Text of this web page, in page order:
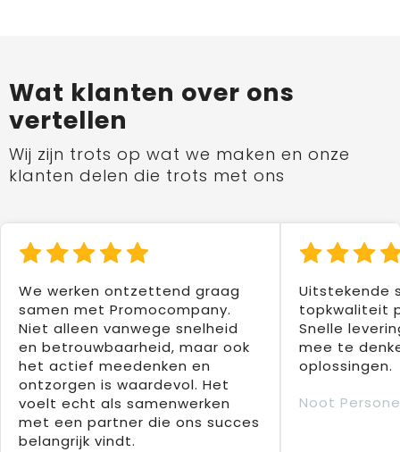
Wat klanten over ons
vertellen
Wij zijn trots op wat we maken en onze
klanten delen die trots met ons
We werken ontzettend graag
samen met Promocompany.
Niet alleen vanwege snelheid
en betrouwbaarheid, maar ook
het actief meedenken en
ontzorgen is waardevol. Het
voelt echt als samenwerken
met een partner die ons succes
belangrijk vindt.
Uitstekende
topkwaliteit
Snelle
mee te
oplossingen.
Noot